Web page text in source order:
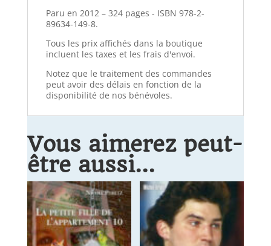
Paru en 2012 – 324 pages - ISBN 978-2-
89634-149-8.
Tous les prix affichés dans la boutique
incluent les taxes et les frais d'envoi.
Notez que le traitement des commandes
peut avoir des délais en fonction de la
disponibilité de nos bénévoles.
Vous aimerez peut-
être aussi…